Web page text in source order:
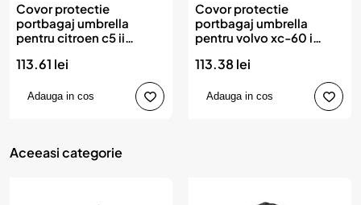
Covor protectie
portbagaj umbrella
pentru citroen c5 ii
113.61 lei
Adauga in cos
Covor protectie
portbagaj umbrella
pentru volvo xc-60 i
113.38 lei
Adauga in cos
Aceeasi categorie